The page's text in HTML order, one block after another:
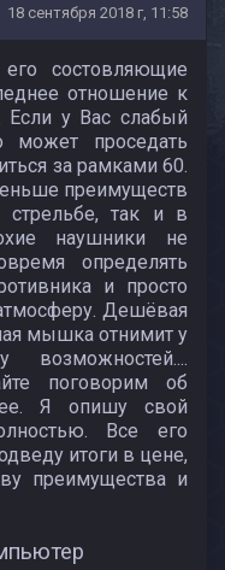
18 сентября 2018 г, 11:58
состовляющие
отношение к
Если у Вас слабый
может проседать
за рамками 60.
преимуществ
так и в
наушники не
определять
и просто
Дешёвая
мышка отнимит у
возможностей....
поговорим об
Я опишу свой
Все его
итоги в цене,
преимущества и